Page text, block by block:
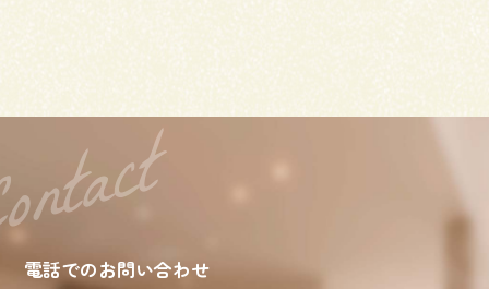
電話でのお問い合わせ